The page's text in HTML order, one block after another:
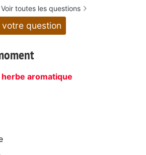
Voir toutes les questions
votre question
aromatique